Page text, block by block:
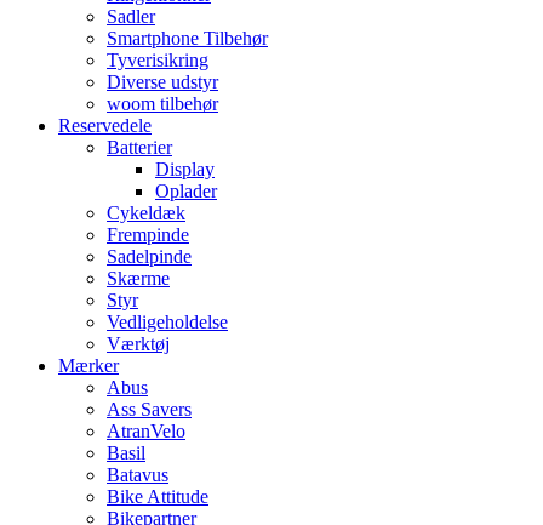
Sadler
Smartphone Tilbehør
Tyverisikring
Diverse udstyr
woom tilbehør
Reservedele
Batterier
Display
Oplader
Cykeldæk
Frempinde
Sadelpinde
Skærme
Styr
Vedligeholdelse
Værktøj
Mærker
Abus
Ass Savers
AtranVelo
Basil
Batavus
Bike Attitude
Bikepartner